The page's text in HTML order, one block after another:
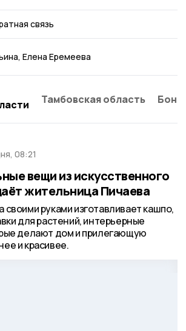
связь
Елена Еремеева
Тамбовская область
08:21
вещи из искусственного
жительница Пичаева
руками изготавливает кашпо,
для растений, интерьерные
делают дом и прилегающую
и красивее.